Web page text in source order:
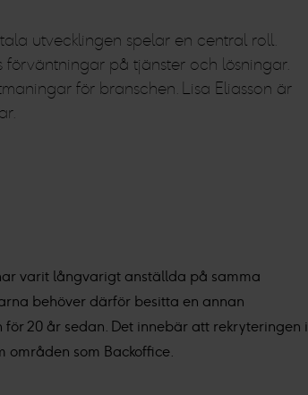
utvecklingen spelar en central roll.
förväntningar på tjänster och lösningar.
för branschen. Lisa Eliasson är
varit långvarigt anställda på samma
behöver därför besitta en annan
20 år sedan. Det innebär att rekryteringen i
områden som Backoffice.